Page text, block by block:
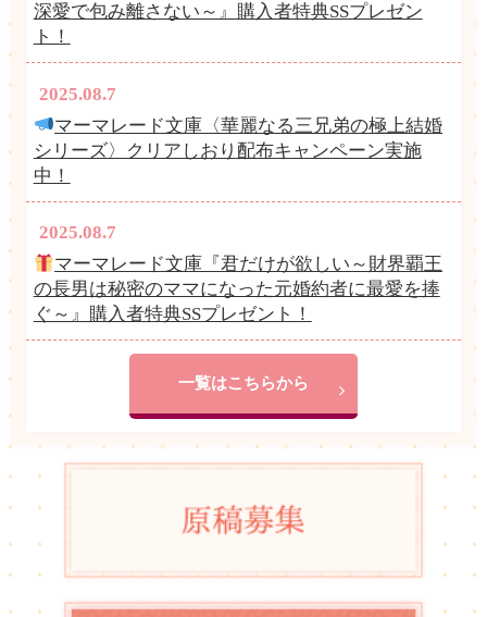
深愛で包み離さない～』購入者特典SSプレゼン
ト！
2025.08.7
マーマレード文庫〈華麗なる三兄弟の極上結婚
シリーズ〉クリアしおり配布キャンペーン実施
中！
2025.08.7
マーマレード文庫『君だけが欲しい～財界覇王
の長男は秘密のママになった元婚約者に最愛を捧
ぐ～』購入者特典SSプレゼント！
一覧はこちらから